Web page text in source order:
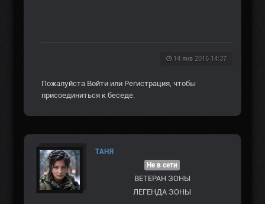
14 янв 2016 14:37
Пожалуйста Войти или Регистрация, чтобы
присоединиться к беседе.
ТАНЯ
Не в сети
ВЕТЕРАН ЗOНЫ
ЛЕГЕНДА ЗОНЫ